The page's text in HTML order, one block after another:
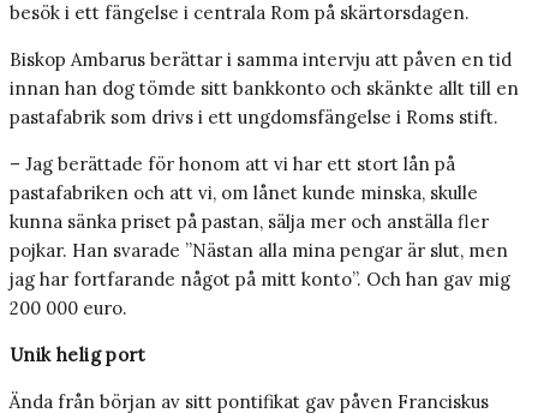
besök i ett fängelse i centrala Rom på skärtorsdagen.
Biskop Ambarus berättar i samma intervju att påven en tid
innan han dog tömde sitt bankkonto och skänkte allt till en
pastafabrik som drivs i ett ungdomsfängelse i Roms stift.
– Jag berättade för honom att vi har ett stort lån på
pastafabriken och att vi, om lånet kunde minska, skulle
kunna sänka priset på pastan, sälja mer och anställa fler
pojkar. Han svarade ”Nästan alla mina pengar är slut, men
jag har fortfarande något på mitt konto”. Och han gav mig
200 000 euro.
Unik helig port
Ända från början av sitt pontifikat gav påven Franciskus